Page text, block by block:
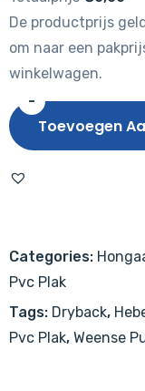
De productprijs
om naar een
winkelwagen.
-
Hebeta
Hongaarse
7870
Toevoegen
Categories:
Pvc Plak
Tags: Dryback,
Pvc Plak, Weense